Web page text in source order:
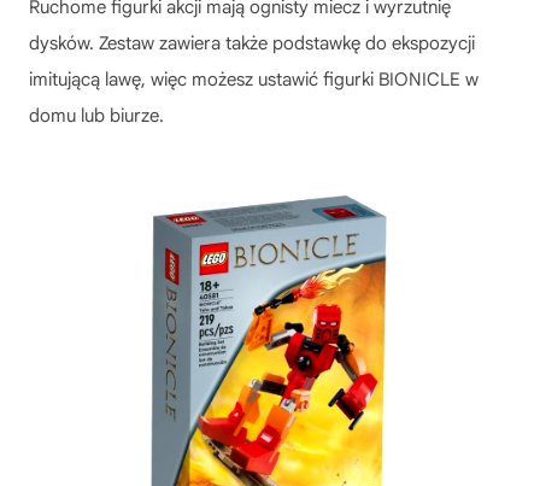
Ruchome figurki akcji mają ognisty miecz i wyrzutnię
dysków. Zestaw zawiera także podstawkę do ekspozycji
imitującą lawę, więc możesz ustawić figurki BIONICLE w
domu lub biurze.